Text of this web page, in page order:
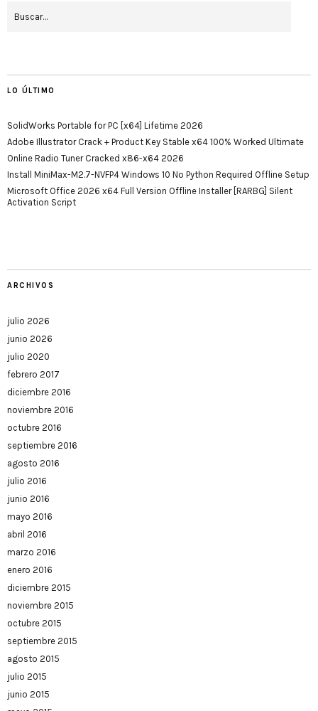
LO ÚLTIMO
SolidWorks Portable for PC [x64] Lifetime 2026
Adobe Illustrator Crack + Product Key Stable x64 100% Worked Ultimate
Online Radio Tuner Cracked x86-x64 2026
Install MiniMax-M2.7-NVFP4 Windows 10 No Python Required Offline Setup
Microsoft Office 2026 x64 Full Version Offline Installer [RARBG] Silent
Activation Script
ARCHIVOS
julio 2026
junio 2026
julio 2020
febrero 2017
diciembre 2016
noviembre 2016
octubre 2016
septiembre 2016
agosto 2016
julio 2016
junio 2016
mayo 2016
abril 2016
marzo 2016
enero 2016
diciembre 2015
noviembre 2015
octubre 2015
septiembre 2015
agosto 2015
julio 2015
junio 2015